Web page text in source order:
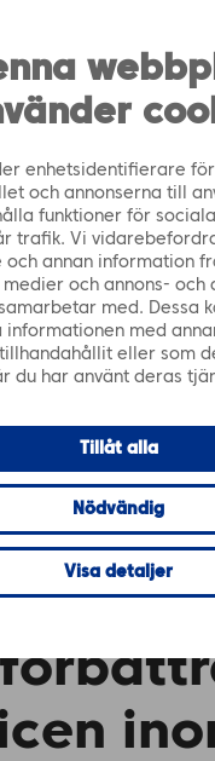
enhetsidentifierare
och annonserna till
funktioner för
trafik. Vi
annan information
och annons- och
med. Dessa
informationen med
eller som
du har använt deras
Tillåt alla
Nödvändig
Visa detaljer
name
och köpt service PSOP
och förbättrade
för social-
köpt